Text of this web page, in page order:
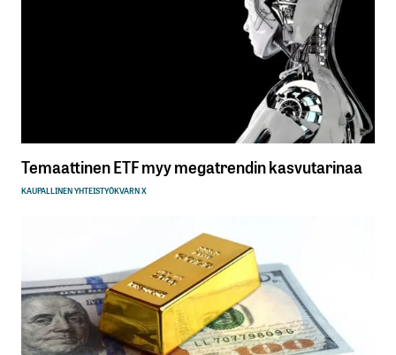
Temaattinen ETF myy megatrendin kasvutarinaa
KAUPALLINEN YHTEISTYÖKVARN X